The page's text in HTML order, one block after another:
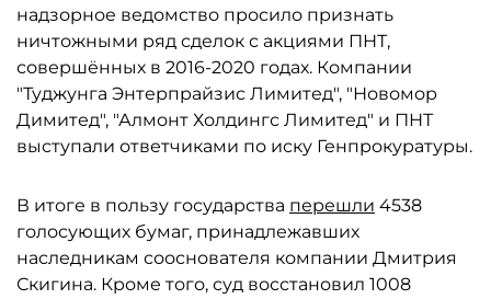
надзорное ведомство просило признать
ничтожными ряд сделок с акциями ПНТ,
совершённых в 2016-2020 годах. Компании
"Туджунга Энтерпрайзис Лимитед", "Новомор
Димитед", "Алмонт Холдингс Лимитед" и ПНТ
выступали ответчиками по иску Генпрокуратуры.
В итоге в пользу государства перешли 4538
голосующих бумаг, принадлежавших
наследникам сооснователя компании Дмитрия
Скигина. Кроме того, суд восстановил 1008